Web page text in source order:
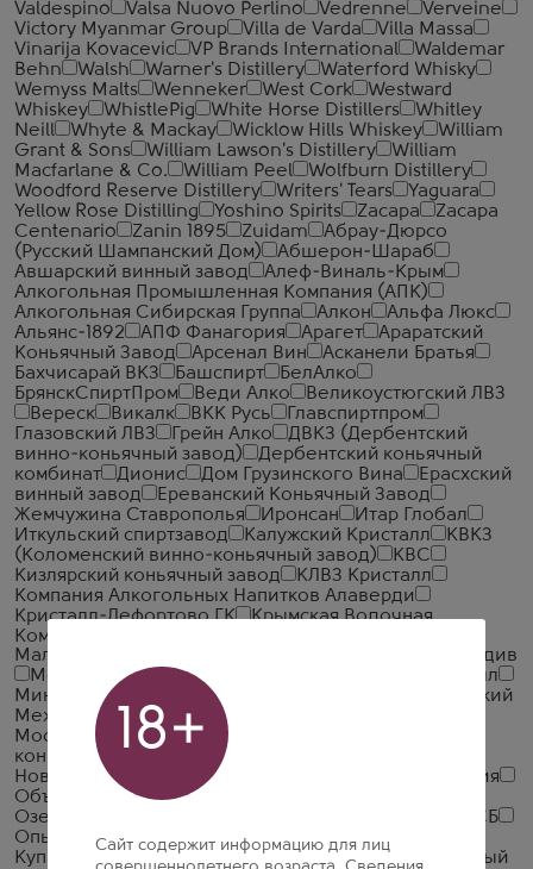
Valdespino
Valsa Nuovo Perlino Vedrenne
Verveine
Victory Myanmar Group
Villa de Varda
Villa Massa
Vinarija Kovacevic
VP Brands International
Waldemar
Behn
Walsh Warner's Distillery
Waterford Whisky
Wemyss Malts
Wenneker West Cork
Westward
Whiskey
WhistlePig White Horse Distillers
Whitley
Neill
Whyte & Mackay Wicklow Hills Whiskey
William
Grant & Sons
William Lawson's Distillery
William
Macfarlane & Co.
William Peel
Wolfburn Distillery
Woodford Reserve Distillery
Writers' Tears
Yaguara
Yellow Rose Distilling
Yoshino Spirits Zacapa
Zacapa
Centenario
Zanin 1895 Zuidam
Абрау-Дюрсо
(Русский Шампанский Дом)
Абшерон-Шараб
Авшарский винный завод
Алеф-Виналь-Крым
Алкогольная Промышленная Компания (АПК)
Алкогольная Сибирская Группа
Алкон
Альфа Люкс
Альянс-1892
АПФ Фанагория Арагет
Араратский
Коньячный Завод
Арсенал Вин
Асканели Братья
Бахчисарай ВКЗ
Башспирт
БелАлко
БрянскСпиртПром
Веди Алко
Великоустюгский ЛВЗ
Вереск
Викалк ВКК Русь
Главспиртпром
Глазовский ЛВЗ
Грейн Алко
ДВКЗ (Дербентский
винно-коньячный завод)
Дербентский коньячный
комбинат
Дионис Дом Грузинского Вина
Ерасхский
винный завод
Ереванский Коньячный Завод
Жемчужина Ставрополья
Иронсан
Итар Глобал
Иткульский спиртзавод
Калужский Кристалл
КВКЗ
(Коломенский винно-коньячный завод)
КВС
Кизлярский коньячный завод
КЛВЗ Кристалл
Компания Алкогольных Напитков Алаверди
Кристалл-Лефортово ГК
Крымская Водочная
Компания
Малиновщизненский Спиртоводочный Завод Аквадив
Мердзаванский коньячный завод
Минск Кристалл
Минский завод виноградных вин
ММВЗ (Московский
Межреспубликанский Винодельческий Завод)
Московский завод Кристалл
коньячный завод
Национал Алко
Новокубанское
Объединенная Водочная Компания
Объединенные Пензенские Водочные Заводы
Озерский спиртоводочный завод (ОСВЗ)
ООО ССБ
Опытный завод НИВА
Первомайский
Первый
Купажный Завод
Пермалко Прошянский Коньячный
18+
Сайт содержит информацию для лиц